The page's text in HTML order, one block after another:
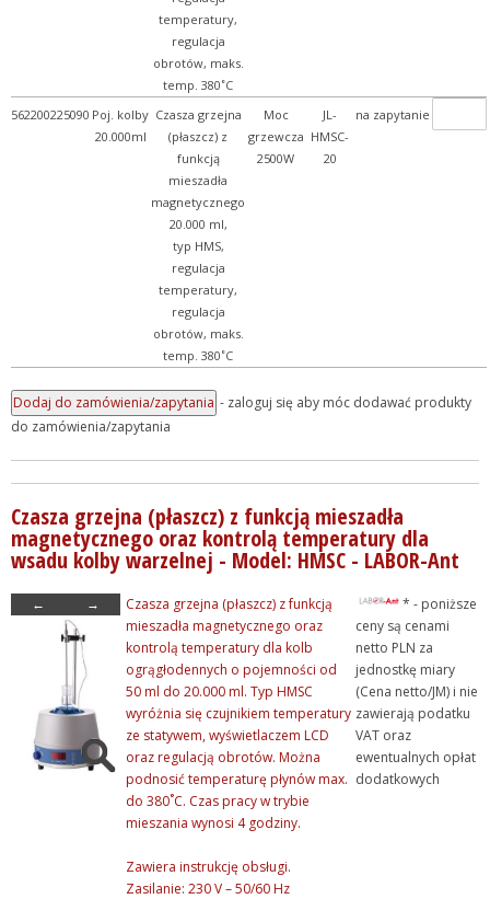
temperatury,
regulacja
obrotów, maks.
temp. 380˚C
562200225090 Poj. kolby
20.000ml
Czasza grzejna
(płaszcz) z
funkcją
mieszadła
magnetycznego
20.000 ml,
typ HMS,
regulacja
temperatury,
regulacja
obrotów, maks.
temp. 380˚C
Moc
grzewcza
2500W
JL-
HMSC-
20
na zapytanie
- zaloguj się aby móc dodawać produkty
do zamówienia/zapytania
Czasza grzejna (płaszcz) z funkcją mieszadła
magnetycznego oraz kontrolą temperatury dla
wsadu kolby warzelnej - Model: HMSC - LABOR-Ant
← →
Czasza grzejna (płaszcz) z funkcją
mieszadła magnetycznego oraz
kontrolą temperatury dla kolb
ogrągłodennych o pojemności od
50 ml do 20.000 ml. Typ HMSC
wyróżnia się czujnikiem temperatury
ze statywem, wyświetlaczem LCD
oraz regulacją obrotów. Można
podnosić temperaturę płynów max.
do 380˚C. Czas pracy w trybie
mieszania wynosi 4 godziny.
Zawiera instrukcję obsługi.
Zasilanie: 230 V – 50/60 Hz
* - poniższe
ceny są cenami
netto PLN za
jednostkę miary
(Cena netto/JM) i nie
zawierają podatku
VAT oraz
ewentualnych opłat
dodatkowych